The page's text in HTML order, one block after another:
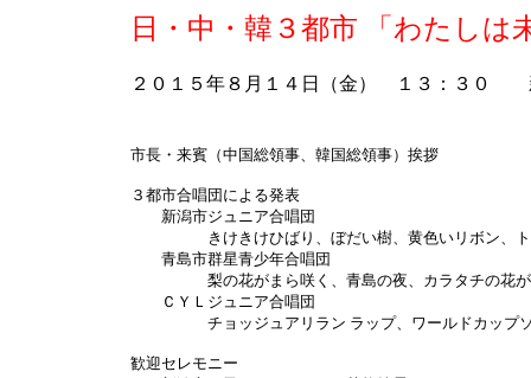
日・中・韓３都市 「わたしは
２０１５年８月１４日（金） １３：３０
市長・来賓（中国総領事、韓国総領事）挨拶
３都市合唱団による発表
新潟市ジュニア合唱団
きけきけひばり、ぼだい樹、黄色いリボン、ト
青島市群星青少年合唱団
梨の花がまら咲く、青島の夜、カラタチの花が
ＣＹＬジュニア合唱団
チョッジュアリラン ラップ、ワールドカップ
歓迎セレモニー